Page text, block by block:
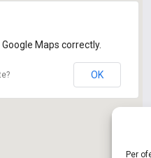
Per
Maps correctly.
OK